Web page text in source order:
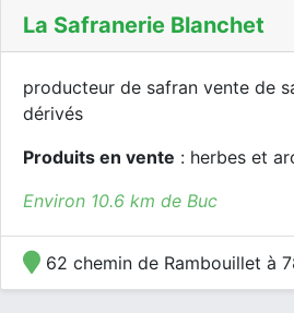
La Safranerie Blanchet
producteur de safran vente de
dérivés
Produits en vente : herbes et
Environ 10.6 km de Buc
62 chemin de Rambouillet à